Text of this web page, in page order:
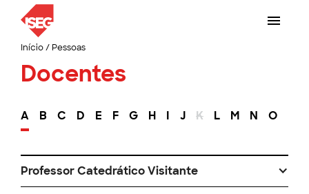
Início/ Pessoas
Docentes
A B C D E F G H I J K L M N O
Professor Catedrático Visitante